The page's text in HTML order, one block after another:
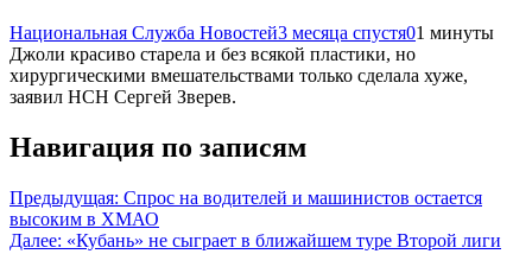
Национальная Служба Новостей3 месяца спустя01 минуты
Джоли красиво старела и без всякой пластики, но
хирургическими вмешательствами только сделала хуже,
заявил НСН Сергей Зверев.
Навигация по записям
Предыдущая: Спрос на водителей и машинистов остается
высоким в ХМАО
Далее: «Кубань» не сыграет в ближайшем туре Второй лиги